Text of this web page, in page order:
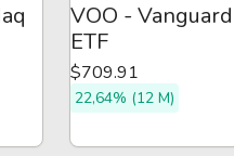
VOO -
ETF
$709.91
22,64% (12 M)